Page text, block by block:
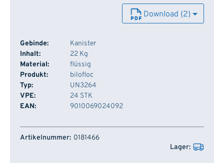
Download (2)
Gebinde:
Kanister
Inhalt:
22 Kg
Material:
flüssig
Produkt:
bilofloc
Typ:
UN3264
VPE:
24 STK
EAN:
9010069024092
Artikelnummer Lager
0181466